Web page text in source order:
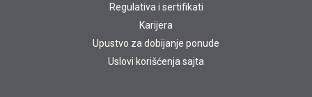
Regulativa i sertifikati
Karijera
Upustvo za dobijanje ponude
Uslovi korišćenja sajta